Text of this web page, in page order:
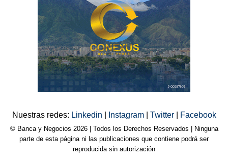
Nuestras redes: Linkedin Instagram Twitter Facebook
© Banca y Negocios 2026 | Todos los Derechos Reservados | Ninguna
parte de esta página ni las publicaciones que contiene podrá ser
reproducida sin autorización